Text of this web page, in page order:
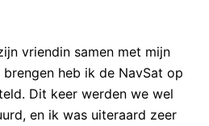
vriendin samen met mijn
heb ik de NavSat op
Dit keer werden we wel
en ik was uiteraard zeer